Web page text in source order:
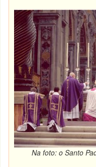
Na foto: o Santo